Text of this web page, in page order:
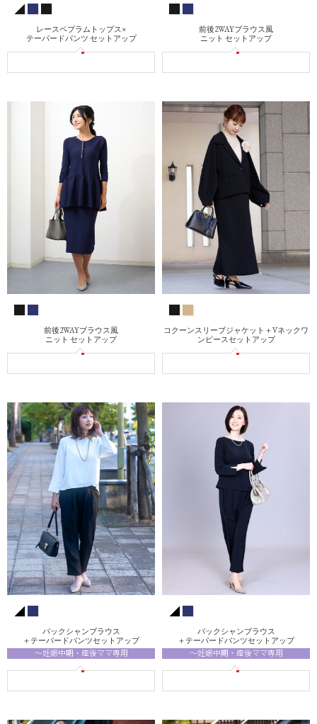
レースペプラムトップス×
テーパードパンツ セットアップ
前後2WAYブラウス風
ニット セットアップ
前後2WAYブラウス風
ニット セットアップ
コクーンスリーブジャケット＋Vネックワ
ンピースセットアップ
バックシャンブラウス
＋テーパードパンツセットアップ
～妊娠中期・産後ママ専用
バックシャンブラウス
＋テーパードパンツセットアップ
～妊娠中期・産後ママ専用